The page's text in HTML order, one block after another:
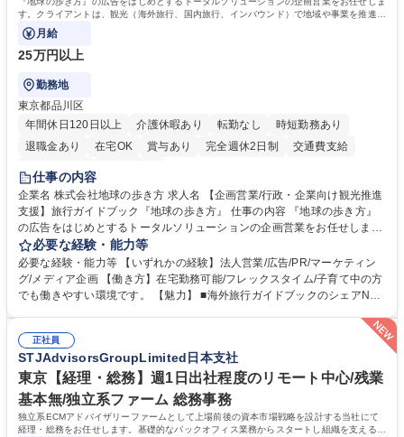
す。クライアントは、観光（海外旅行、国内旅行、インバウンド）で地域や事業を推進し
たい国内外の行政や企業です。
月給
25万円以上
勤務地
東京都品川区
年間休日120日以上
介護休暇あり 転勤なし
時短勤務あり
退職金あり
在宅OK 賞与あり 完全週休2日制
交通費支給
駅近5分以内
仕事の内容
企業名 株式会社地球の歩き方 求人名 【企画営業/行政・企業向け観光推進
支援】旅行ガイドブック『地球の歩き方』 仕事の内容 『地球の歩き方』
の広告をはじめとするトータルソリューションの企画営業をお任せしま
す。クライアントは、観光（海外旅行、国内旅行、インバウンド）で地域
や事業を推進したい国内外の行政や企業です。 【業務詳細】■『地球の歩
き方』は海外旅行ガイドブックのNo.1ブランドであり、国内旅行において
も牽引しております。観光推進支援においても、業界を牽引する意欲的な
国策事業です。「GOOD LUCK TRIP」は、海外旅行ガイドブックと同様
に、インバウンドのトップブランドに成長しております■旅が業務であ
り、日常です。旅好きにはこれ以上ない環境です 募集職種 【企画営業/行
政・企業向け観光推進支援】旅行ガイドブック『地球の歩き方』
必要な経験・能力等
必要な経験・能力等 【いずれかの経験】法人営業/広告/PR/マーケティン
グ/メディア企画 【働き方】在宅勤務可能/フレックスタイム/子育て中の方
でも働きやすい環境です。 【魅力】 ■海外旅行ガイドブックのシェアNo.1
ることが可能です。 ■国内旅行ガイドブックは立ち上げ間もない新規事業
であり、「地球の歩き方」としてどう取り組むか、共に形を作るコアメン
バーとして活躍いただきます。 学歴・資格 学歴：大学院 大学 語学力： 資
格：
正社員
STJAdvisorsGroupLimited日本支社
東京【経理・総務】週1日出社程度のリモート中心/残業
基本無/独立系ファーム 総務事務
独立系ECMアドバイザリーファームとして上場前後の資本市場戦略を設計する当社にて
経理・総務をお任せします。基礎的なバックオフィス業務からスタートし組織を支える専